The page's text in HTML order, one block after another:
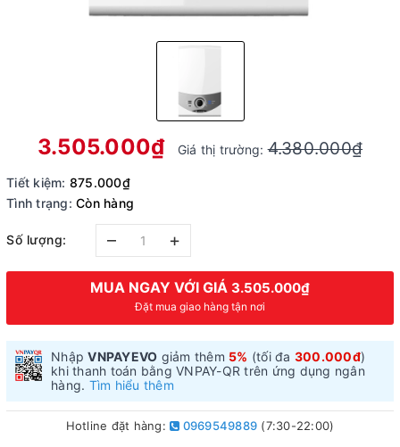
3.505.000₫ Giá thị trường:4.380.000₫
Tiết kiệm: 875.000₫
Tình trạng: Còn hàng
Số lượng: – +
MUA NGAY VỚI GIÁ 3.505.000₫
Đặt mua giao hàng tận nơi
NhậpVNPAYEVO giảm thêm 5% (tối đa 300.000đ)
khi thanh toán bằng VNPAY-QR trên ứng dụng ngân
hàng. Tìm hiểu thêm
Hotline đặt hàng: 0969549889 (7:30-22:00)